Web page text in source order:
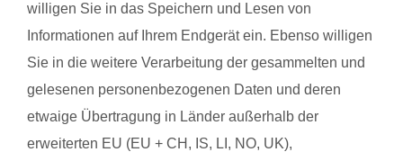
Kurse suchen
willigen Sie in das Speichern und Lesen von
Informationen auf Ihrem Endgerät ein. Ebenso willigen
Sie in die weitere Verarbeitung der gesammelten und
gelesenen personenbezogenen Daten und deren
etwaige Übertragung in Länder außerhalb der
erweiterten EU (EU + CH, IS, LI, NO, UK),